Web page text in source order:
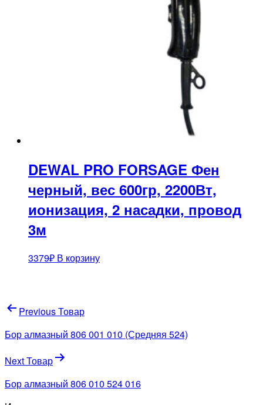
DEWAL PRO FORSAGE Фен
черный, вес 600гр, 2200Вт,
ионизация, 2 насадки, провод
3м
3379₽ В корзину
Навигация
по
записям
Previous Товар
Бор алмазный 806 001 010 (Средняя 524)
Next Товар
Бор алмазный 806 010 524 016